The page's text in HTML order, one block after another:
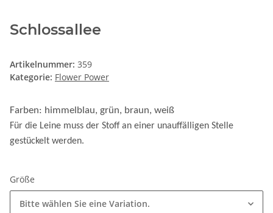
Schlossallee
Artikelnummer: 359
Kategorie: Flower Power
Farben: himmelblau, grün, braun, weiß
Für die Leine muss der Stoff an einer unauffälligen Stelle
gestückelt werden.
Größe
Bitte wählen Sie eine Variation.